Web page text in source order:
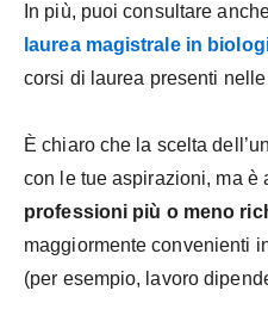
In più, puoi consultare
laurea magistrale in
corsi di laurea presenti
È chiaro che la scelta
con le tue aspirazioni, ma è
professioni più o meno
maggiormente convenienti
(per esempio, lavoro